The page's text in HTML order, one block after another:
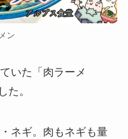
ン
いた「肉ラーメ
た。
ネギ。肉もネギも量